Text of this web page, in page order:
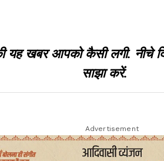
यह खबर आपको कैसी लगी. नीचे
साझा करें.
Advertisement